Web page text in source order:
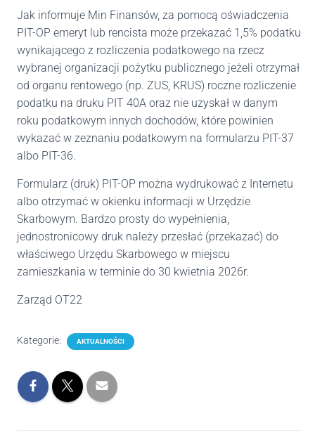
Jak informuje Min Finansów, za pomocą oświadczenia
PIT-OP emeryt lub rencista może przekazać 1,5% podatku
wynikającego z rozliczenia podatkowego na rzecz
wybranej organizacji pożytku publicznego jeżeli otrzymał
od organu rentowego (np. ZUS, KRUS) roczne rozliczenie
podatku na druku PIT 40A oraz nie uzyskał w danym
roku podatkowym innych dochodów, które powinien
wykazać w zeznaniu podatkowym na formularzu PIT-37
albo PIT-36.
Formularz (druk) PIT-OP można wydrukować z Internetu
albo otrzymać w okienku informacji w Urzędzie
Skarbowym. Bardzo prosty do wypełnienia,
jednostronicowy druk należy przesłać (przekazać) do
właściwego Urzędu Skarbowego w miejscu
zamieszkania w terminie do 30 kwietnia 2026r.
Zarząd OT22
Kategorie: AKTUALNOŚCI